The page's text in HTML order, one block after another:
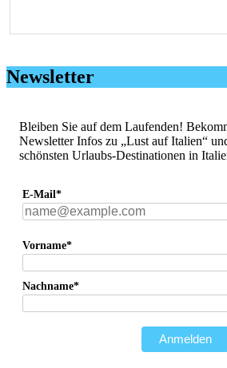
Newsletter
Bleiben Sie auf dem Laufenden!
Newsletter Infos zu „Lust auf Italien“
schönsten Urlaubs-Destinationen in
E-Mail*
Vorname*
Nachname*
Anmelden